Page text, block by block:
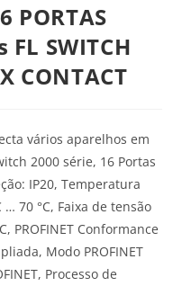
PORTAS
SWITCH
CONTACT
vários aparelhos em
2000 série, 16 Portas
IP20, Temperatura
70 °C, Faixa de tensão
PROFINET Conformance
Modo PROFINET
Processo de